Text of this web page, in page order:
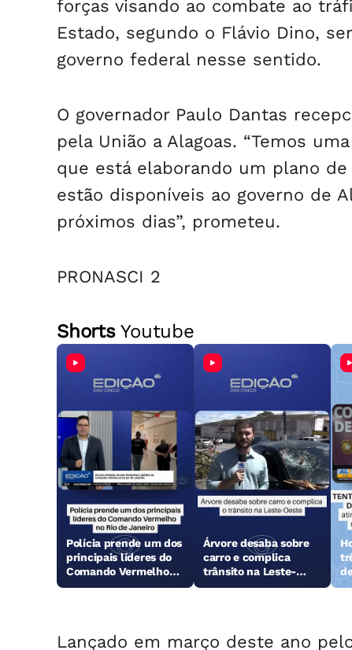
forças visando ao combate ao
Estado, segundo o Flávio Dino,
governo federal nesse sentido.
O governador Paulo Dantas
pela União a Alagoas. “Temos
que está elaborando um plano
estão disponíveis ao governo de
próximos dias”, prometeu.
PRONASCI 2
ShortsYoutube
Polícia prende um dos
principais líderes do
Comando Vermelho
no Rio de Janeiro
Árvore desaba sobre
carro e complica
trânsito na Leste-
Oeste
Lançado em março deste ano